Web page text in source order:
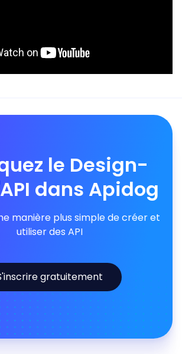
le Design-
dans Apidog
manière plus simple de créer et
utiliser des API
gratuitement